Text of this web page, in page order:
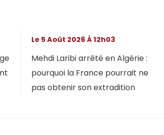
Mehdi Laribi arrêté en Algérie :
pourquoi la France pourrait ne
pas obtenir son extradition
Le 5 Août 2026 À 12h03